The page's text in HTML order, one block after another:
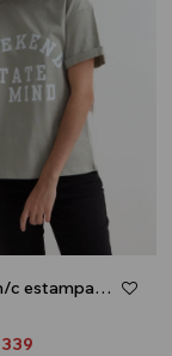
Remera m/c estampada colección Urbana - Verde oliva
339